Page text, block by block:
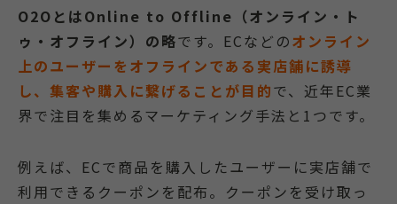
O2OとはOnline to Offline（オンライン・ト
ゥ・オフライン）の略です。ECなどのオンライン
上のユーザーをオフラインである実店舗に誘導
し、集客や購入に繋げることが目的で、近年EC業
界で注目を集めるマーケティング手法と1つです。
例えば、ECで商品を購入したユーザーに実店舗で
利用できるクーポンを配布。クーポンを受け取っ